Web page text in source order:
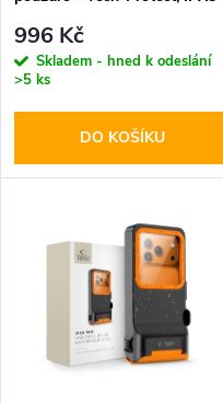
r
o
d
p
r
o
d
Orange
996 Kč
Skladem - hned k odeslání
>5 ks
DO KOŠÍKU